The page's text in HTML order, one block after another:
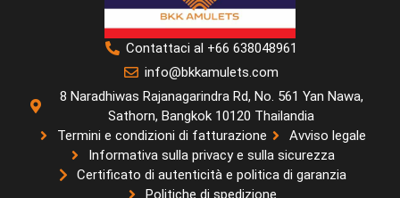
Contattaci al +66 638048961
info@bkkamulets.com
8 Naradhiwas Rajanagarindra Rd, No. 561 Yan Nawa,
Sathorn, Bangkok 10120 Thailandia
Termini e condizioni di fatturazione
Avviso legale
Informativa sulla privacy e sulla sicurezza
Certificato di autenticità e politica di garanzia
Politiche di spedizione